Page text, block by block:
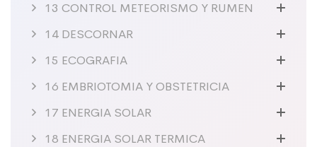
13 CONTROL METEORISMO Y RUMEN
14 DESCORNAR
15 ECOGRAFIA
16 EMBRIOTOMIA Y OBSTETRICIA
17 ENERGIA SOLAR
18 ENERGIA SOLAR TERMICA